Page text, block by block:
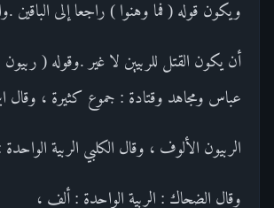
ويكون قوله ( فما وهنوا ) راجعا إلى الباقين
أن يكون القتل للربيين لا غير .وقوله (
عباس ومجاهد وقتادة : جموع كثيرة ، وقال
الربيون الألوف ، وقال الكلبي الربية
وقال الضحاك : الربية الواحدة : ألف ،